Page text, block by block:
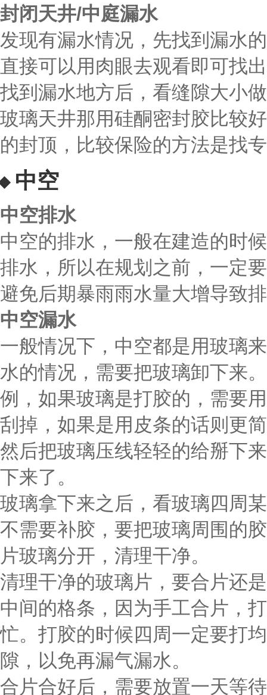
封闭天井/中庭漏水
发现有漏水情况，先找到漏水
直接可以用肉眼去观看即可找
找到漏水地方后，看缝隙大小
玻璃天井那用硅酮密封胶比较
的封顶，比较保险的方法是找
中空
中空排水
中空的排水，一般在建造的时
排水，所以在规划之前，一定
避免后期暴雨雨水量大增导致
中空漏水
一般情况下，中空都是用玻璃
水的情况，需要把玻璃卸下来
例，如果玻璃是打胶的，需要
刮掉，如果是用皮条的话则更
然后把玻璃压线轻轻的给掰下
下来了。
玻璃拿下来之后，看玻璃四周
不需要补胶，要把玻璃周围的
片玻璃分开，清理干净。
清理干净的玻璃片，要合片还
中间的格条，因为手工合片，
忙。打胶的时候四周一定要打
隙，以免再漏气漏水。
合片合好后，需要放置一天等